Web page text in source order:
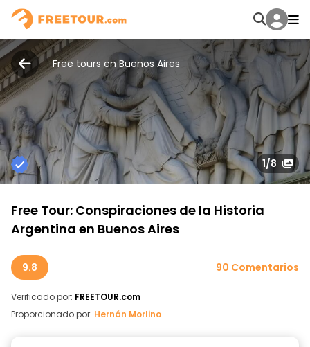
Free tours en Buenos Aires
1/8
Free Tour: Conspiraciones de la Historia
Argentina en Buenos Aires
9.8 90 Comentarios
Verificado por: FREETOUR.com
Proporcionado por: Hernán Morlino